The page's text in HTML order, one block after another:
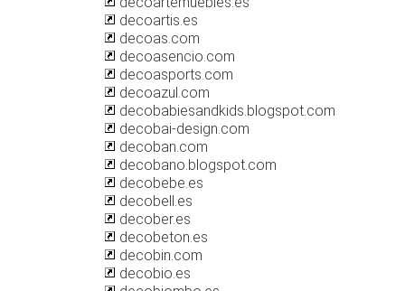
decoartis.es
decoas.com
decoasencio.com
decoasports.com
decoazul.com
decobabiesandkids.blogspot.com
decobai-design.com
decoban.com
decobano.blogspot.com
decobebe.es
decobell.es
decober.es
decobeton.es
decobin.com
decobio.es